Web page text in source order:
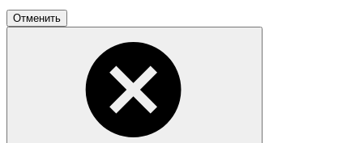
Отменить